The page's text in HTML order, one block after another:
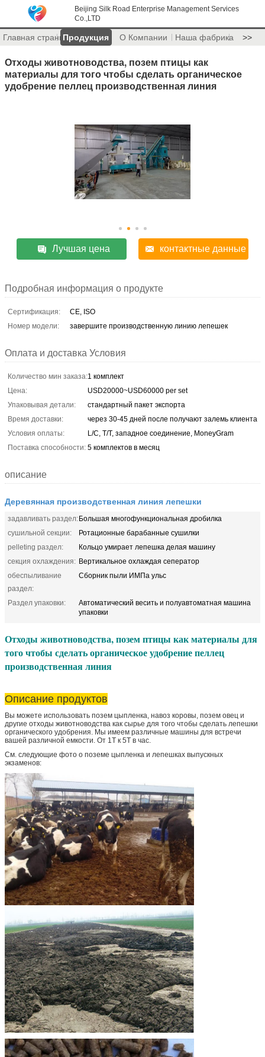
Beijing Silk Road Enterprise Management Services
Co.,LTD
Главная страницаПродукция О Компании Наша фабрика >>
Отходы животноводства, позем птицы как
материалы для того чтобы сделать органическое
удобрение пеллец производственная линия
Лучшая цена контактные данные
Подробная информация о продукте
Сертификация:
CE, ISO
Номер модели:
завершите производственную линию лепешек
Оплата и доставка Условия
Количество мин заказа:1 комплект
Цена:
USD20000~USD60000 per set
Упаковывая детали:
стандартный пакет экспорта
Время доставки:
через 30-45 дней после получают залемь клиента
Условия оплаты:
L/C, T/T, западное соединение, MoneyGram
Поставка способности: 5 комплектов в месяц
описание
Деревянная производственная линия лепешки
задавливать раздел:Большая многофункциональная дробилка
сушильной секции:
Ротационные барабанные сушилки
pelleting раздел:
Кольцо умирает лепешка делая машину
секция охлаждения: Вертикальное охлаждая сеператор
обеспыливание
раздел:
Сборник пыли ИМПа ульс
Раздел упаковки:
Автоматический весить и полуавтоматная машина
упаковки
Отходы животноводства, позем птицы как материалы для
того чтобы сделать органическое удобрение пеллец
производственная линия
Описание продуктов
Вы можете использовать позем цыпленка, навоз коровы, позем овец и
другие отходы животноводства как сырье для того чтобы сделать лепешки
органического удобрения. Мы имеем различные машины для встречи
вашей различной емкости. От 1Т к 5Т в час.
См. следующие фото о поземе цыпленка и лепешках выпускных
экзаменов: